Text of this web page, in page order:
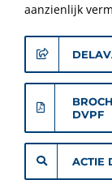
aanzienlijk
DVPF
ACTIE